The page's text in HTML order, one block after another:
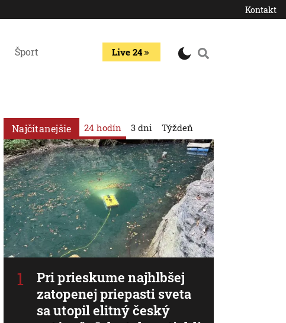
Kontakt
Šport Live 24
Najčítanejšie 24 hodín
Pri prieskume najhlbšej
zatopenej priepasti sveta
sa utopil elitný český
3 dni Týždeň